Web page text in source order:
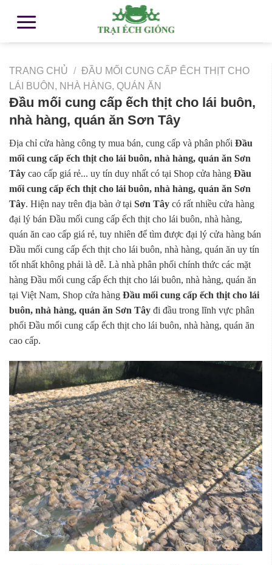
TRANG CHỦ / ĐẦU MỐI CUNG CẤP ẾCH THỊT CHO
LÁI BUÔN, NHÀ HÀNG, QUÁN ĂN
Đầu mối cung cấp ếch thịt cho lái buôn,
nhà hàng, quán ăn Sơn Tây
Địa chỉ cửa hàng công ty mua bán, cung cấp và phân phối Đầu
mối cung cấp ếch thịt cho lái buôn, nhà hàng, quán ăn Sơn
Tây cao cấp giá rẻ... uy tín duy nhất có tại Shop cửa hàng Đầu
mối cung cấp ếch thịt cho lái buôn, nhà hàng, quán ăn Sơn
Tây. Hiện nay trên địa bàn ở tại Sơn Tây có rất nhiều cửa hàng
đại lý bán Đầu mối cung cấp ếch thịt cho lái buôn, nhà hàng,
quán ăn cao cấp giá rẻ, tuy nhiên để tìm được đại lý cửa hàng bán
Đầu mối cung cấp ếch thịt cho lái buôn, nhà hàng, quán ăn uy tín
tốt nhất không phải là dễ. Là nhà phân phối chính thức các mặt
hàng Đầu mối cung cấp ếch thịt cho lái buôn, nhà hàng, quán ăn
tại Việt Nam, Shop cửa hàng Đầu mối cung cấp ếch thịt cho lái
buôn, nhà hàng, quán ăn Sơn Tây đi đầu trong lĩnh vực phân
phối Đầu mối cung cấp ếch thịt cho lái buôn, nhà hàng, quán ăn
cao cấp.